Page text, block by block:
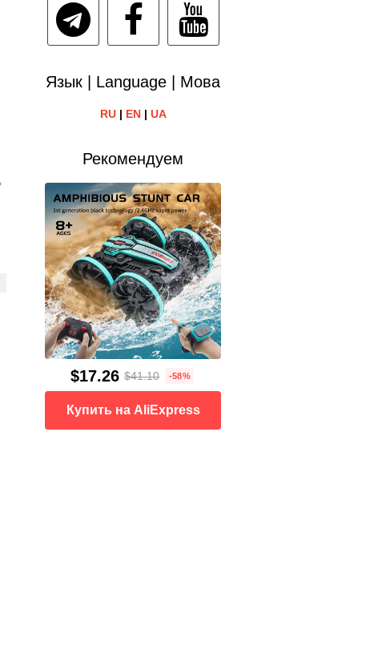
Язык | Language | Мова
RU| EN| UA
Рекомендуем
$17.26 $41.10 -58%
Купить на AliExpress